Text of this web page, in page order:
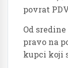
povrat
Od
pravo na
kupci koji